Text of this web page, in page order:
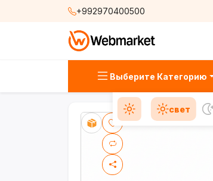
+992970400500
Выберите Категорию
свет